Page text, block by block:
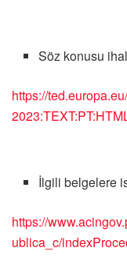
Söz konusu
https://
İlgili belgelere
https://
ublica_c/